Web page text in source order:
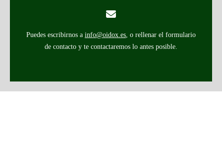
Puedes escribirnos a info@oidox.es , o rellenar el formulario
de contacto y te contactaremos lo antes posible.